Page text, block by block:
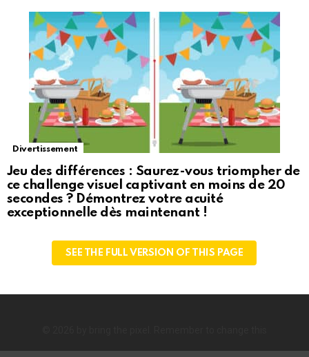
Divertissement
Jeu des différences : Saurez-vous triompher de
ce challenge visuel captivant en moins de 20
secondes ? Démontrez votre acuité
exceptionnelle dès maintenant !
SEE THE FULL VERSION OF THIS PAGE